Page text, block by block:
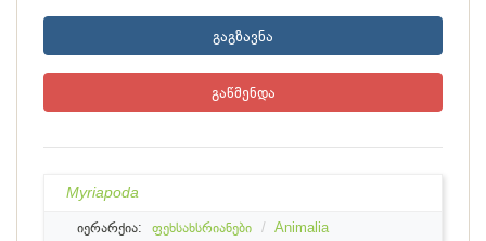
გაგზავნა
გაწმენდა
Myriapoda
იერარქია: ფეხსახსრიანები Animalia